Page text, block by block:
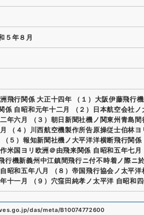
５年８月
飛行関係 大正十四年 （１）大阪伊藤飛行
係 自昭和元年十二月 （２）日本航空会社ノ
年六月 （３）朝日新聞社機ノ関東州青島間
（４）川西航空機製作所告原操従士伯林ヨ
５）報知新聞社機ノ大平洋洋横断飛行関係
米国ヨリ欧洲＠由飛来関係 自昭和五年七月
行機新義州中江鎮間飛行ニ付不時着ノ際ニ
昭和五年八月 （８）帝国飛行協会ノ太平洋
十一月 （９）穴窪田純孝ノ太平洋 自昭和
das/meta/B10074772600